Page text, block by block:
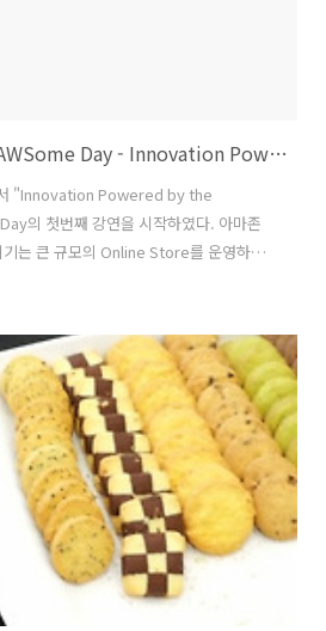
아마존 클라우드 행사 AWSome Day - Innovation Powered by the Cloud
"Innovation Powered by the
의 첫번째 강연을 시작하였다. 아마존
는 큰 규모의 Online Store를 운영하기
한 노하우를 응집하여 개발한 것이
고자 AWS를 구축하였다고 한다. 변화를
이 이루어지고 있으며 이는 피할 수가 없는
성이 존재한다고 하더라도 이를 방관하
위험하다고 하셨다. 위험하다고 변화를
에서 기회를 잡으려 노력해야 ..